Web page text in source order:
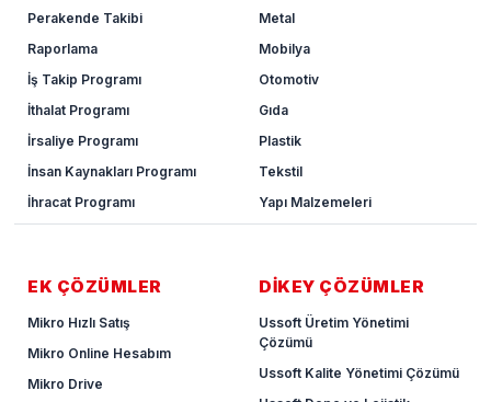
Perakende Takibi
Raporlama
İş Takip Programı
İthalat Programı
İrsaliye Programı
İnsan Kaynakları Programı
İhracat Programı
Metal
Mobilya
Otomotiv
Gıda
Plastik
Tekstil
Yapı Malzemeleri
EK ÇÖZÜMLER
Mikro Hızlı Satış
Mikro Online Hesabım
Mikro Drive
DİKEY ÇÖZÜMLER
Ussoft Üretim Yönetimi
Çözümü
Ussoft Kalite Yönetimi Çözümü